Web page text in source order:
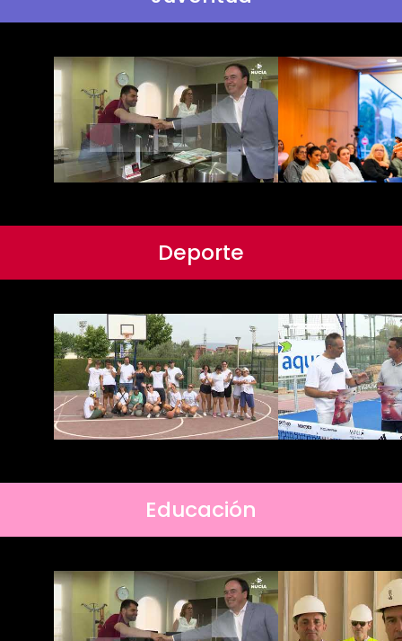
Deporte
Educación